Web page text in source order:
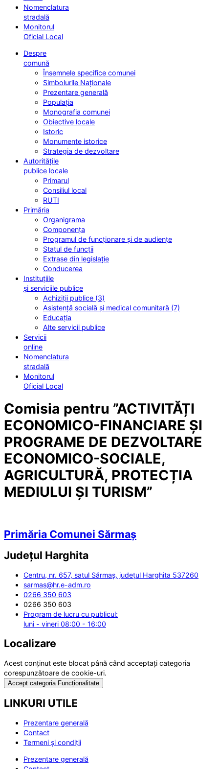
Nomenclatura
stradală
Monitorul
Oficial Local
Despre
comună
Însemnele specifice comunei
Simbolurile Naționale
Prezentare generală
Populația
Monografia comunei
Obiective locale
Istoric
Monumente istorice
Strategia de dezvoltare
Autoritățile
publice locale
Primarul
Consiliul local
RUTI
Primăria
Organigrama
Componența
Programul de funcționare și de audiențe
Statul de funcții
Extrase din legislație
Conducerea
Instituțiile
și serviciile publice
Achiziții publice (3)
Asistență socială și medical comunitară (7)
Educația
Alte servicii publice
Servicii
online
Nomenclatura
stradală
Monitorul
Oficial Local
Comisia pentru ”ACTIVITĂȚI
ECONOMICO-FINANCIARE ȘI
PROGRAME DE DEZVOLTARE
ECONOMICO-SOCIALE,
AGRICULTURĂ, PROTECȚIA
MEDIULUI ȘI TURISM”
Primăria Comunei Sărmaș
Județul Harghita
Centru, nr. 657, satul Sărmaș, județul Harghita 537260
sarmas@hr.e-adm.ro
0266 350 603
0266 350 603
Program de lucru cu publicul:
luni - vineri 08:00 - 16:00
Localizare
Acest conținut este blocat până când acceptați categoria
corespunzătoare de cookie-uri.
Accept categoria Funcționalitate
LINKURI UTILE
Prezentare generală
Contact
Termeni și condiții
Prezentare generală